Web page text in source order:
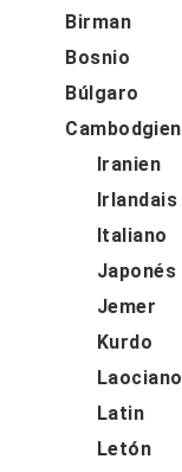
Birman
Bosnio
Búlgaro
Cambodgien
Iranien
Irlandais
Italiano
Japonés
Jemer
Kurdo
Laociano
Latin
Letón